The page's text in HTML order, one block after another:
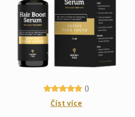
()
Číst více